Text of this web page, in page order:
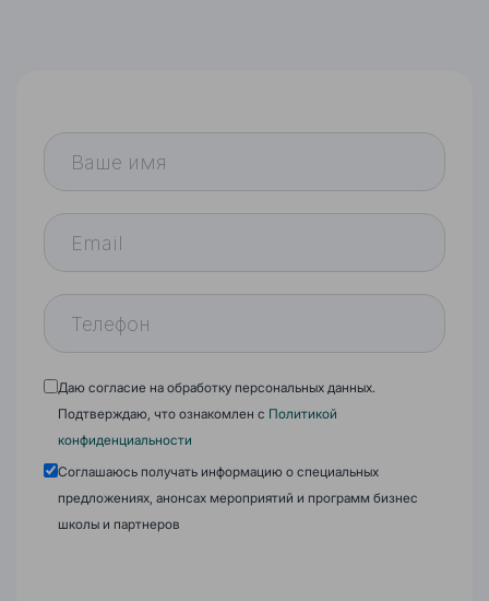
Даю согласие на обработку персональных данных.
Подтверждаю, что ознакомлен с Политикой
конфиденциальности
Соглашаюсь получать информацию о специальных
предложениях, анонсах мероприятий и программ бизнес
школы и партнеров